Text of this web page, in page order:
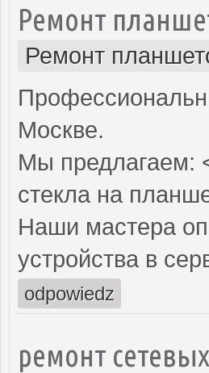
Ремонт
Ремонт
Москве.
Мы предлагаем:
стекла на
Наши мастера
устройства в
odpowiedz
ремонт